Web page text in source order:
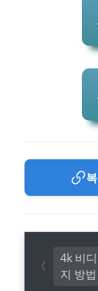
4k 비
지 방